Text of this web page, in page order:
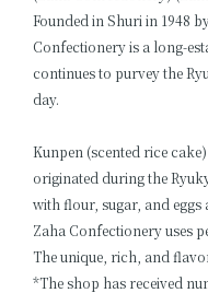
Founded in Shuri in 1948
Confectionery is a long-
continues to purvey the
day.
Kunpen (scented rice
originated during the
with flour, sugar, and eggs
Zaha Confectionery uses
The unique, rich, and
*The shop has received